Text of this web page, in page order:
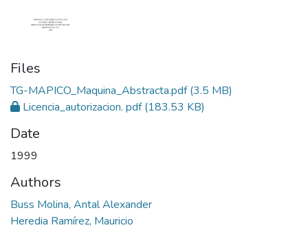
Files
TG-MAPICO_Maquina_Abstracta.pdf(3.5 MB)
Licencia_autorizacion. pdf(183.53 KB)
Date
1999
Authors
Buss Molina, Antal Alexander
Heredia Ramírez, Mauricio